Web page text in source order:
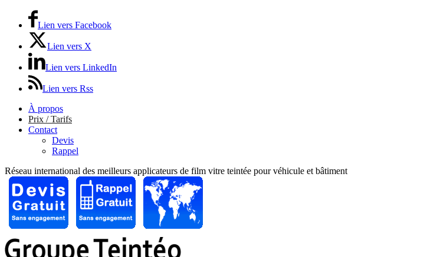
Lien vers Facebook
Lien vers X
Lien vers LinkedIn
Lien vers Rss
À propos
Prix / Tarifs
Contact
Devis
Rappel
Réseau international des meilleurs applicateurs de film vitre teintée pour véhicule et bâtiment